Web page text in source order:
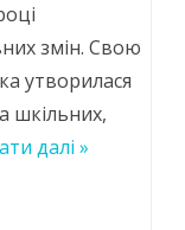
змін. Свою
утворилася
шкільних,
далі »